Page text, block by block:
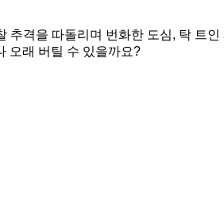
격을 따돌리며 번화한 도심, 탁 트
오래 버틸 수 있을까요?